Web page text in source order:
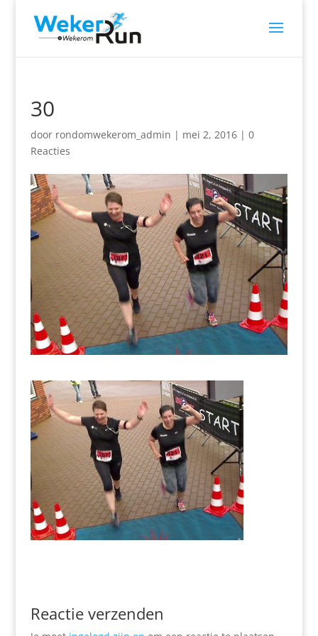
30
door rondomwekerom_admin | mei 2, 2016| 0
Reacties
Reactie verzenden